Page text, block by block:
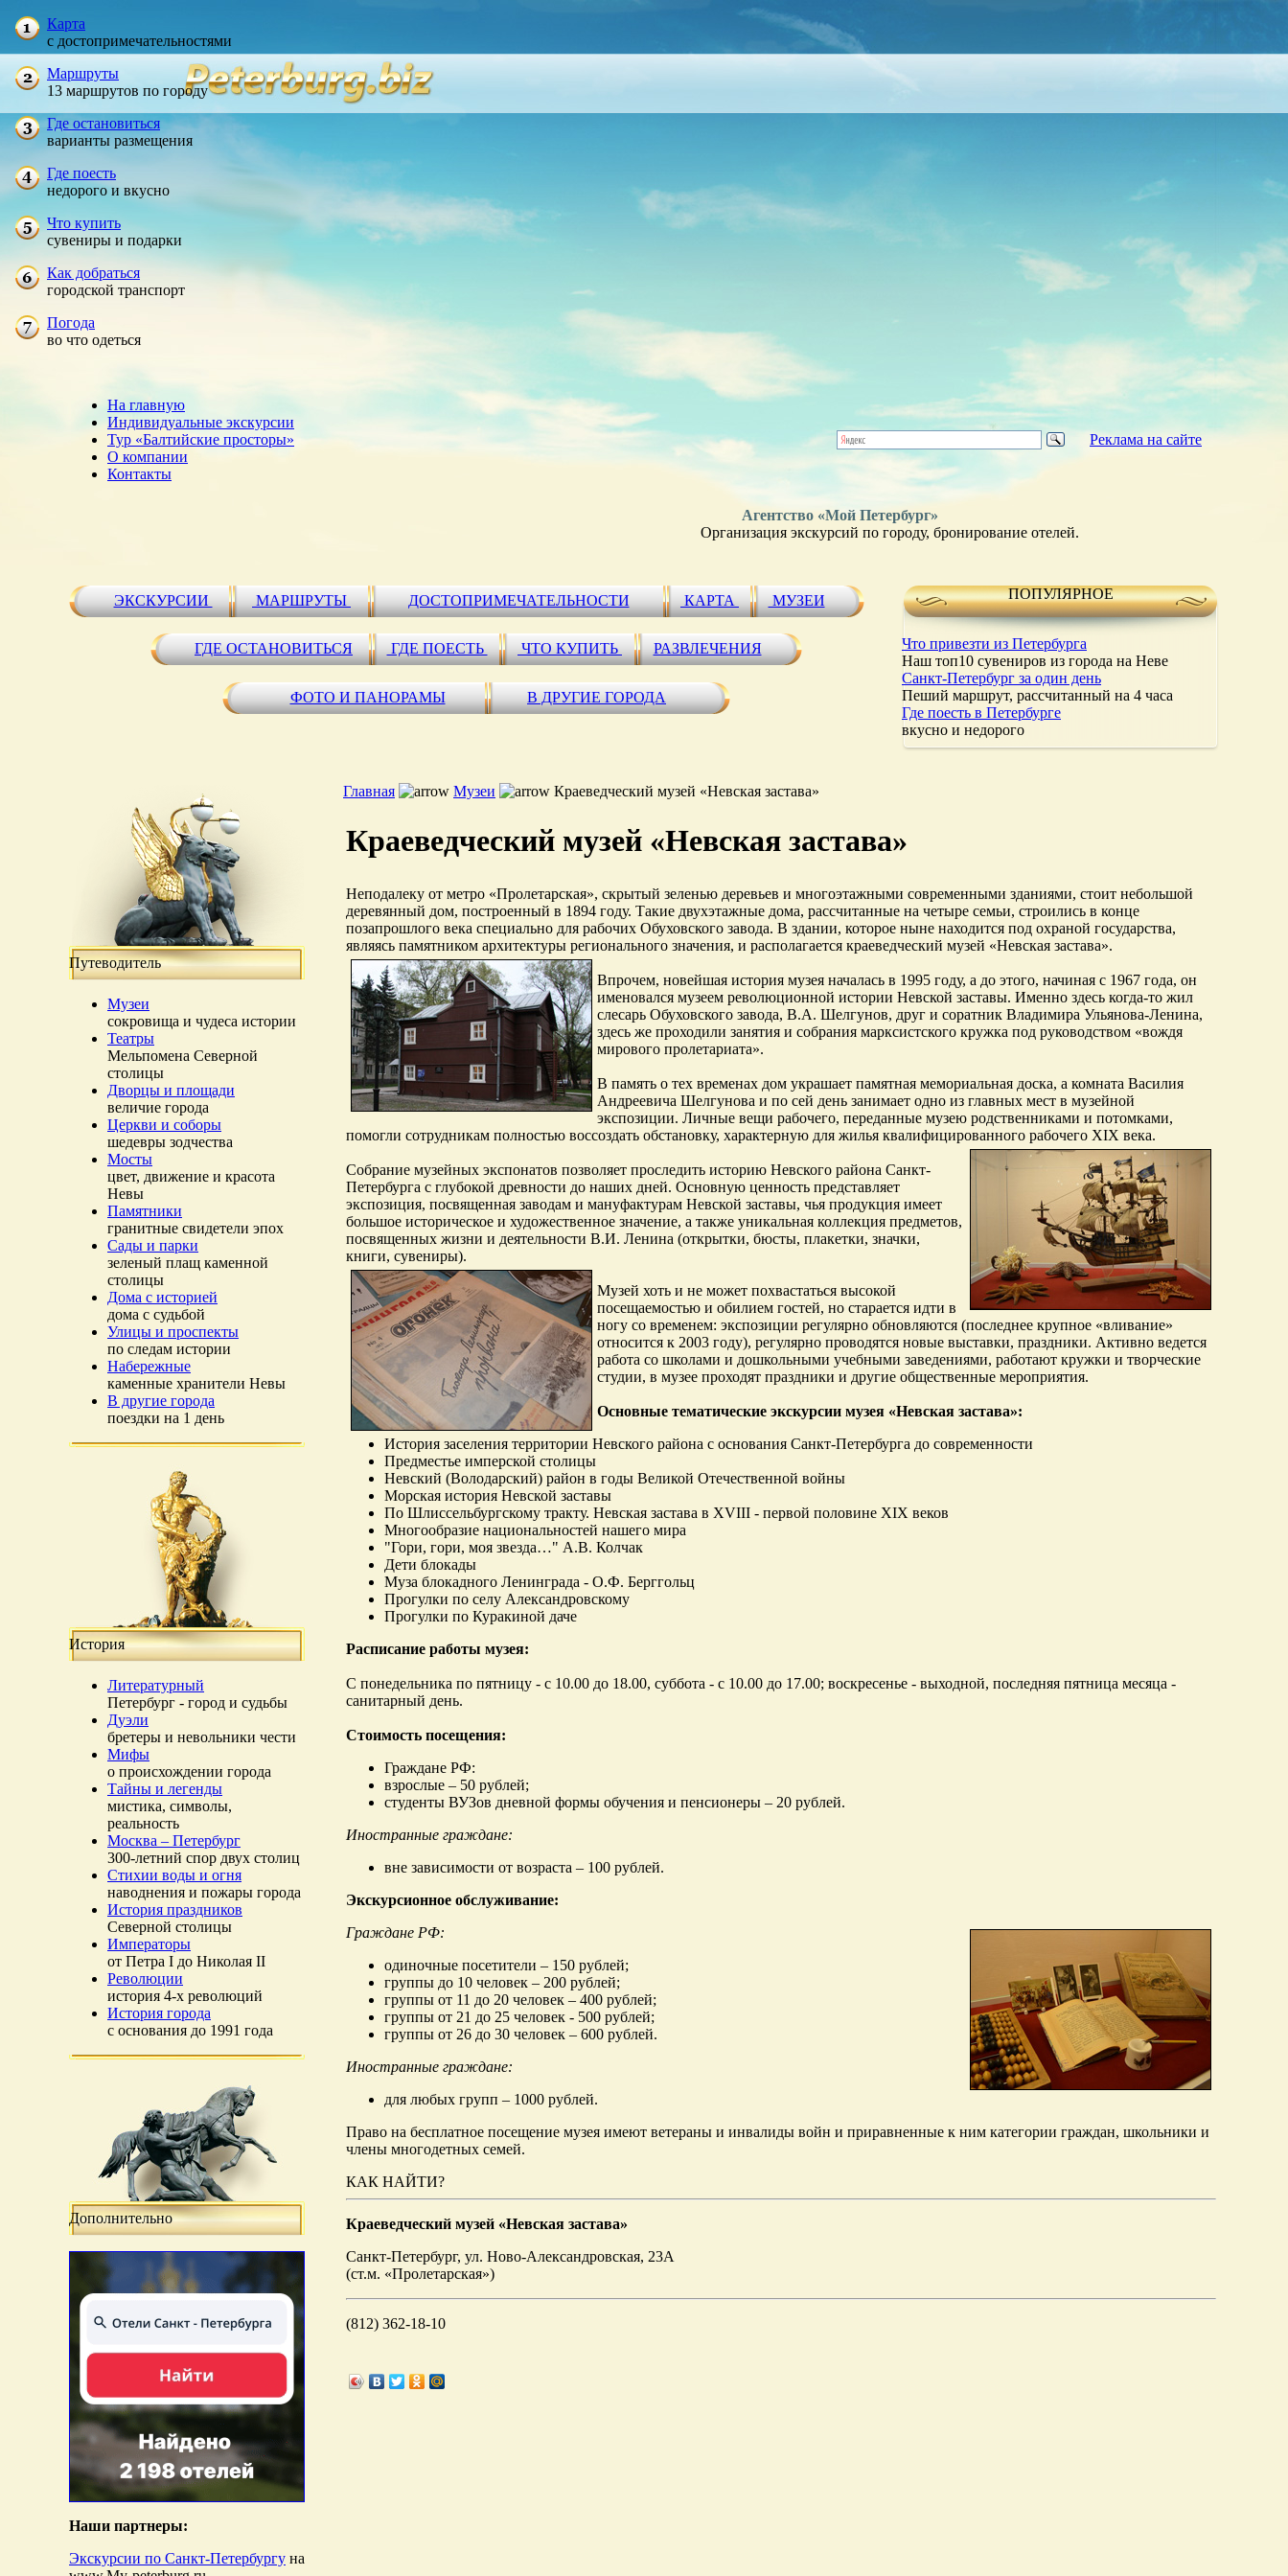
Карта
с достопримечательностями
Маршруты
13 маршрутов по городу
Где остановиться
варианты размещения
Где поесть
недорого и вкусно
Что купить
сувениры и подарки
Как добраться
городской транспорт
Погода
во что одеться
На главную
Индивидуальные экскурсии
Тур «Балтийские просторы»
О компании
Контакты
Реклама на сайте
Агентство «Мой Петербург»
Организация экскурсий по городу, бронирование отелей.
ЭКСКУРСИИ МАРШРУТЫ ДОСТОПРИМЕЧАТЕЛЬНОСТИ КАРТА МУЗЕИ
ГДЕ ОСТАНОВИТЬСЯ ГДЕ ПОЕСТЬ ЧТО КУПИТЬ РАЗВЛЕЧЕНИЯ
ФОТО И ПАНОРАМЫ В ДРУГИЕ ГОРОДА
ПОПУЛЯРНОЕ
Что привезти из Петербурга
Наш топ10 сувениров из города на Неве
Санкт-Петербург за один день
Пеший маршрут, рассчитанный на 4 часа
Где поесть в Петербурге
вкусно и недорого
Путеводитель
Музеи
сокровища и чудеса истории
Театры
Мельпомена Северной
столицы
Дворцы и площади
величие города
Церкви и соборы
шедевры зодчества
Мосты
цвет, движение и красота
Невы
Памятники
гранитные свидетели эпох
Сады и парки
зеленый плащ каменной
столицы
Дома с историей
дома с судьбой
Улицы и проспекты
по следам истории
Набережные
каменные хранители Невы
В другие города
поездки на 1 день
История
Литературный
Петербург - город и судьбы
Дуэли
бретеры и невольники чести
Мифы
о происхождении города
Тайны и легенды
мистика, символы,
реальность
Москва – Петербург
300-летний спор двух столиц
Стихии воды и огня
наводнения и пожары города
История праздников
Северной столицы
Императоры
от Петра I до Николая II
Революции
история 4-х революций
История города
с основания до 1991 года
Дополнительно
Наши партнеры:
Экскурсии по Санкт-Петербургу на
Главная Музеи Краеведческий музей «Невская застава»
Краеведческий музей «Невская застава»
Неподалеку от метро «Пролетарская», скрытый зеленью деревьев и многоэтажными современными зданиями, стоит небольшой
деревянный дом, построенный в 1894 году. Такие двухэтажные дома, рассчитанные на четыре семьи, строились в конце
позапрошлого века специально для рабочих Обуховского завода. В здании, которое ныне находится под охраной государства,
являясь памятником архитектуры регионального значения, и располагается краеведческий музей «Невская застава».
Впрочем, новейшая история музея началась в 1995 году, а до этого, начиная с 1967 года, он
именовался музеем революционной истории Невской заставы. Именно здесь когда-то жил
слесарь Обуховского завода, В.А. Шелгунов, друг и соратник Владимира Ульянова-Ленина,
здесь же проходили занятия и собрания марксистского кружка под руководством «вождя
мирового пролетариата».
В память о тех временах дом украшает памятная мемориальная доска, а комната Василия
Андреевича Шелгунова и по сей день занимает одно из главных мест в музейной
экспозиции. Личные вещи рабочего, переданные музею родственниками и потомками,
помогли сотрудникам полностью воссоздать обстановку, характерную для жилья квалифицированного рабочего XIX века.
Собрание музейных экспонатов позволяет проследить историю Невского района Санкт-
Петербурга с глубокой древности до наших дней. Основную ценность представляет
экспозиция, посвященная заводам и мануфактурам Невской заставы, чья продукция имеет
большое историческое и художественное значение, а также уникальная коллекция предметов,
посвященных жизни и деятельности В.И. Ленина (открытки, бюсты, плакетки, значки,
книги, сувениры).
Музей хоть и не может похвастаться высокой
посещаемостью и обилием гостей, но старается идти в
ногу со временем: экспозиции регулярно обновляются (последнее крупное «вливание»
относится к 2003 году), регулярно проводятся новые выставки, праздники. Активно ведется
работа со школами и дошкольными учебными заведениями, работают кружки и творческие
студии, в музее проходят праздники и другие общественные мероприятия.
Основные тематические экскурсии музея «Невская застава»:
История заселения территории Невского района с основания Санкт-Петербурга до современности
Предместье имперской столицы
Невский (Володарский) район в годы Великой Отечественной войны
Морская история Невской заставы
По Шлиссельбургскому тракту. Невская застава в XVIII - первой половине XIX веков
Многообразие национальностей нашего мира
"Гори, гори, моя звезда…" А.В. Колчак
Дети блокады
Муза блокадного Ленинграда - О.Ф. Берггольц
Прогулки по селу Александровскому
Прогулки по Куракиной даче
Расписание работы музея:
С понедельника по пятницу - с 10.00 до 18.00, суббота - с 10.00 до 17.00; воскресенье - выходной, последняя пятница месяца -
санитарный день.
Стоимость посещения:
Граждане РФ:
взрослые – 50 рублей;
студенты ВУЗов дневной формы обучения и пенсионеры – 20 рублей.
Иностранные граждане:
вне зависимости от возраста – 100 рублей.
Экскурсионное обслуживание:
Граждане РФ:
одиночные посетители – 150 рублей;
группы до 10 человек – 200 рублей;
группы от 11 до 20 человек – 400 рублей;
группы от 21 до 25 человек - 500 рублей;
группы от 26 до 30 человек – 600 рублей.
Иностранные граждане:
для любых групп – 1000 рублей.
Право на бесплатное посещение музея имеют ветераны и инвалиды войн и приравненные к ним категории граждан, школьники и
члены многодетных семей.
КАК НАЙТИ?
Краеведческий музей «Невская застава»
Санкт-Петербург, ул. Ново-Александровская, 23А
(ст.м. «Пролетарская»)
(812) 362-18-10